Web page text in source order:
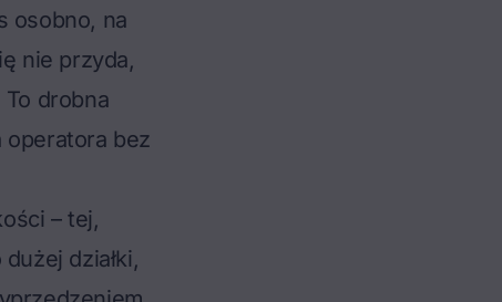
osobno, na
nie przyda,
drobna
bez
– tej,
działki,